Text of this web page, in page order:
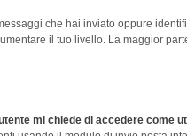
che hai inviato oppure
il tuo livello. La maggior
mi chiede di accedere come